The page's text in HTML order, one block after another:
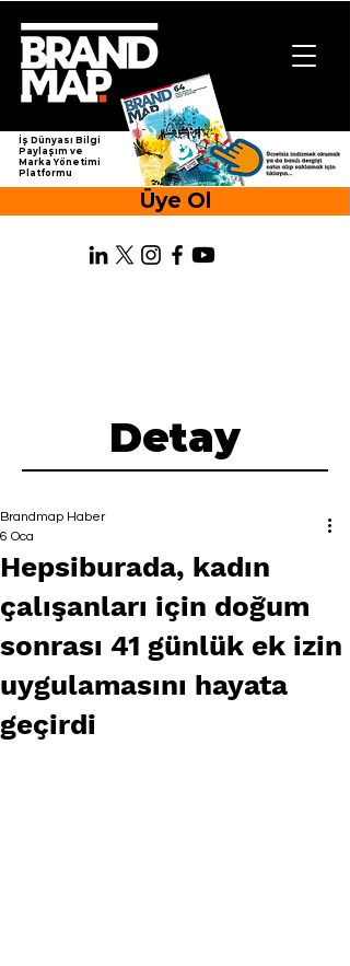
İş Dünyası Bilgi
Paylaşım ve
Marka Yönetimi
Platformu
Üye Ol
Detay
Hepsiburada, kadın
çalışanları için doğum
sonrası 41 günlük ek izin
uygulamasını hayata
geçirdi
Brandmap Haber
6 Oca